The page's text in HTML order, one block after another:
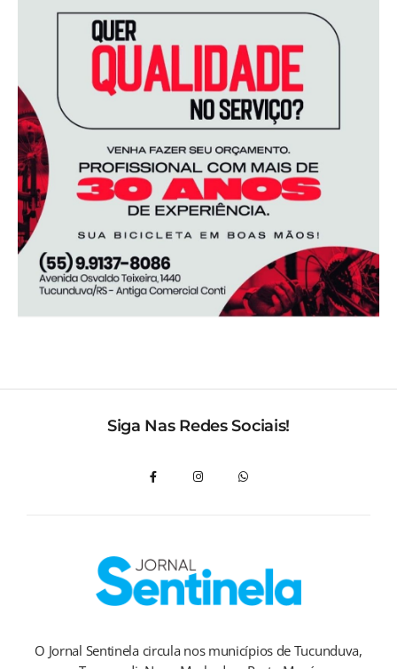
Siga Nas Redes Sociais!
O Jornal Sentinela circula nos municípios de Tucunduva,